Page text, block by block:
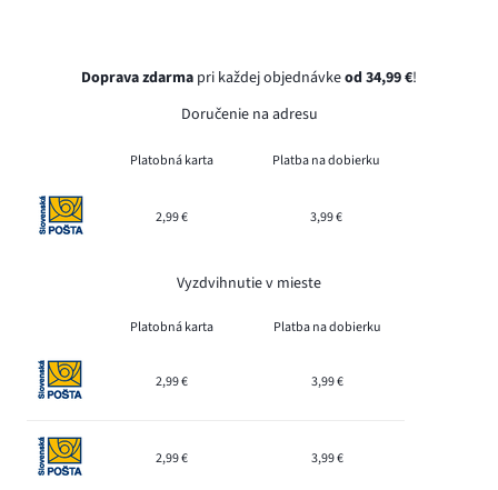
Doprava zdarma pri každej objednávkeod 34,99 €!
Doručenie na adresu
Platobná karta Platba na dobierku
2,99 € 3,99 €
Vyzdvihnutie v mieste
Platobná karta Platba na dobierku
2,99 € 3,99 €
2,99 € 3,99 €